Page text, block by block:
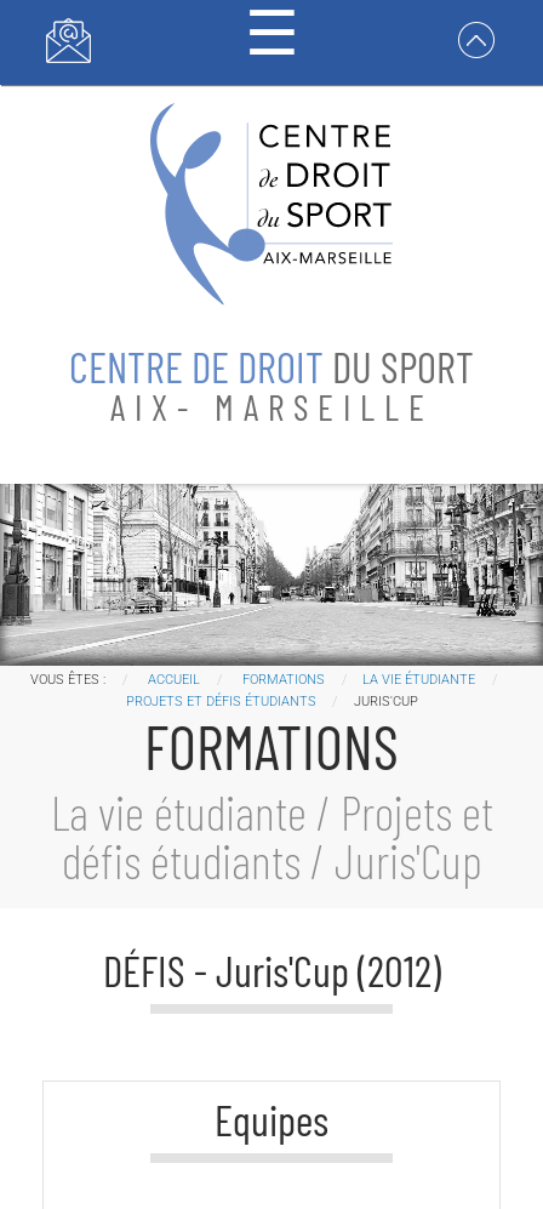
CENTRE DE
DROIT DU
FORMATIONS
CONTACT
CENTRE DE DROIT DU SPORT
AIX- MARSEILLE
VOUS ÊTES : ACCUEIL FORMATIONS
LA VIE ÉTUDIANTE
PROJETS ET DÉFIS ÉTUDIANTS
JURIS'CUP
FORMATIONS
La vie étudiante / Projets et
défis étudiants / Juris'Cup
DÉFIS - Juris'Cup (2012)
Equipes
☰
Panneau de gestion des cookies